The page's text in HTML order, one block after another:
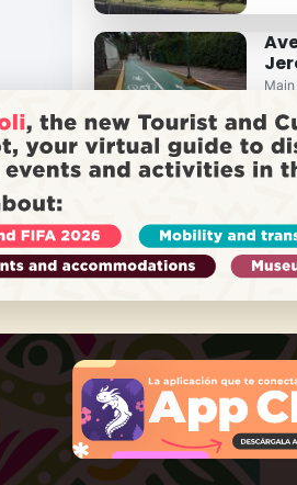
需要帮助
致电